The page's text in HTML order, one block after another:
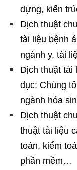
dựng, kiến
Dịch thuật
tài liệu bệnh
ngành y, tài
Dịch thuật tài
dục: Chúng
ngành hóa
Dịch thuật
thuật tài liệu
toán, kiểm
phần mềm…